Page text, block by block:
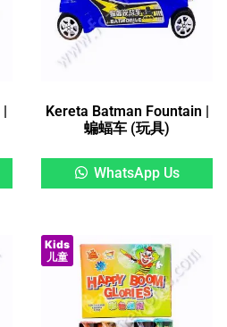
Kereta Batman Fountain |
蝙蝠车 (玩具)
WhatsApp Us
Kids
儿童